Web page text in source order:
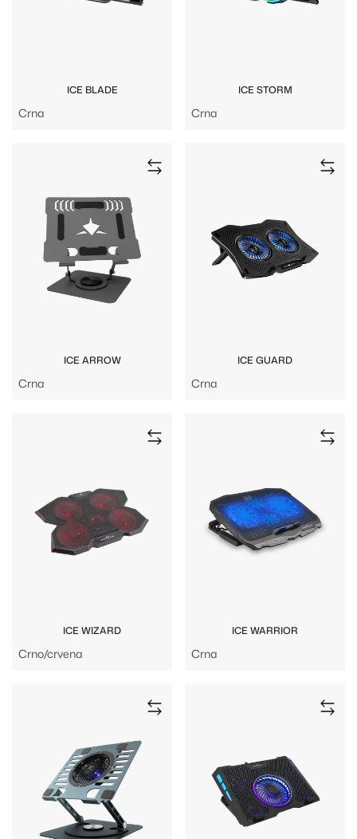
ICE BLADE
Crna
ICE STORM
Crna
ICE ARROW
Crna
ICE GUARD
Crna
ICE WIZARD
Crno/crvena
ICE WARRIOR
Crna